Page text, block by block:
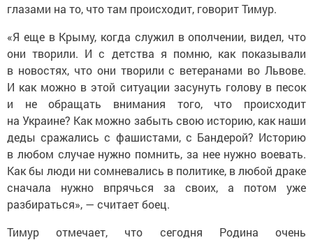
глазами на то, что там происходит, говорит Тимур.
«Я еще в Крыму, когда служил в ополчении, видел, что
они творили. И с детства я помню, как показывали
в новостях, что они творили с ветеранами во Львове.
И как можно в этой ситуации засунуть голову в песок
и не обращать внимания того, что происходит
на Украине? Как можно забыть свою историю, как наши
деды сражались с фашистами, с Бандерой? Историю
в любом случае нужно помнить, за нее нужно воевать.
Как бы люди ни сомневались в политике, в любой драке
сначала нужно впрячься за своих, а потом уже
разбираться», — считает боец.
Тимур отмечает, что сегодня Родина очень